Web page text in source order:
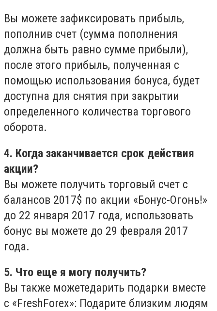
Вы можете зафиксировать прибыль,
пополнив счет (сумма пополнения
должна быть равно сумме прибыли),
после этого прибыль, полученная с
помощью использования бонуса, будет
доступна для снятия при закрытии
определенного количества торгового
оборота.
4. Когда заканчивается срок действия
акции?
Вы можете получить торговый счет с
балансов 2017$ по акции «Бонус-Огонь!»
до 22 января 2017 года, использовать
бонус вы можете до 29 февраля 2017
года.
5. Что еще я могу получить?
Вы также можетедарить подарки вместе
с «FreshForex»: Подарите близким людям